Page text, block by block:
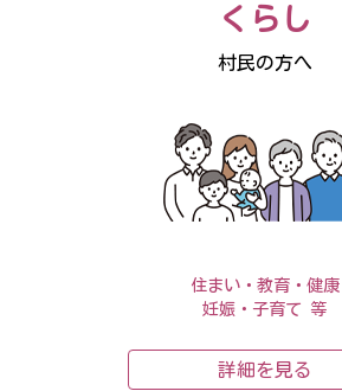
自由民主党「飛鳥古京を守る議員連盟」・
存・整備PT」合同支援総会が開催されました
「飛鳥・藤原」の世界遺産登録に向け、文
第46回明日香村駅伝大会を開催しました
くらし
村民の方へ
住まい・教育・健康
妊娠・子育て 等
詳細を見る